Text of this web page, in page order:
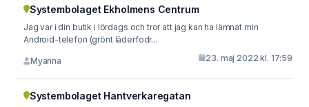
Systembolaget Ekholmens Centrum
Jag var i din butik i lördags och tror att jag kan ha lämnat min
Android-telefon (grönt läderfodr...
Myanna 23. maj 2022 kl. 17:59
Systembolaget Hantverkaregatan